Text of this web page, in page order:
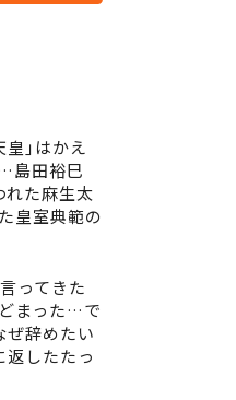
皇｣はかえ
島田裕巳
れた麻生太
皇室典範の
ってきた
まった…で
ぜ辞めたい
返したたっ